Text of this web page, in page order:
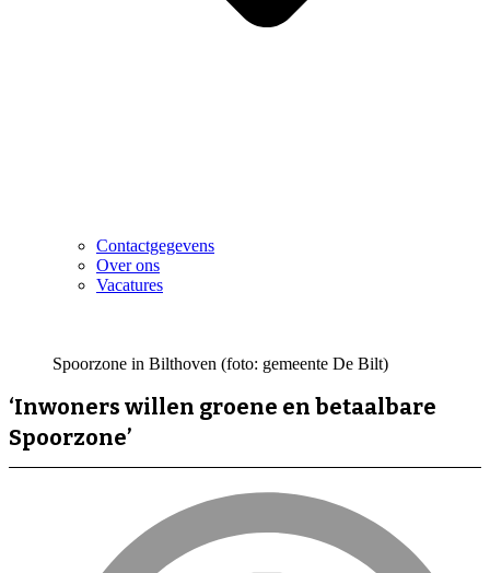
Contactgegevens
Over ons
Vacatures
Spoorzone in Bilthoven (foto: gemeente De Bilt)
‘Inwoners willen groene en betaalbare
Spoorzone’